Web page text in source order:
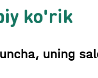
ko'rik
uning